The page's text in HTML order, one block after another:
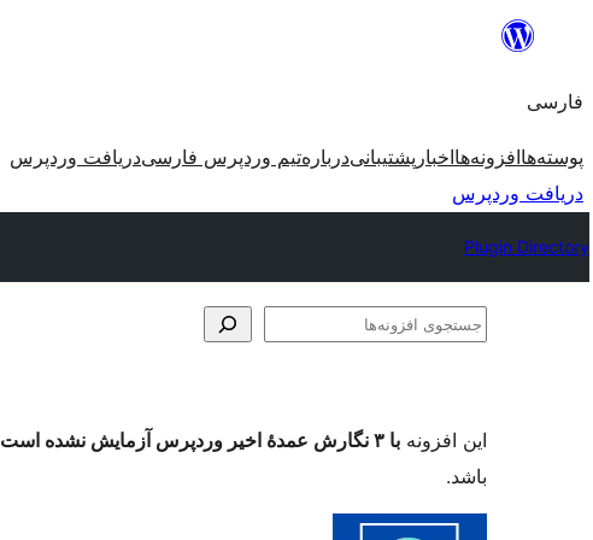
محتوا
فارسی
پوسته‌هاافزونه‌هااخبار پشتیبانیدربارهتیم وردپرس فارسیدریافت وردپرس
دریافت وردپرس
Plugin Directory
جستجوی
این افزونه با ۳ نگارش عمدهٔ اخیر وردپرس آزمایش نشده است
باشد.